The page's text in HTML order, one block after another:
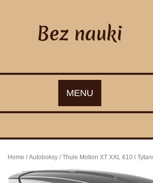
Bez nauki
MENU
Home /Autoboksy / Thule Motion XT XXL 610 l